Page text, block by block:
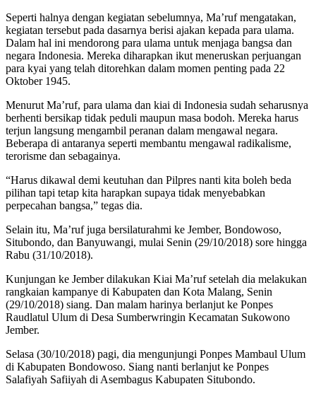
Seperti halnya dengan kegiatan sebelumnya, Ma’ruf mengatakan,
kegiatan tersebut pada dasarnya berisi ajakan kepada para ulama.
Dalam hal ini mendorong para ulama untuk menjaga bangsa dan
negara Indonesia. Mereka diharapkan ikut meneruskan perjuangan
para kyai yang telah ditorehkan dalam momen penting pada 22
Oktober 1945.
Menurut Ma’ruf, para ulama dan kiai di Indonesia sudah seharusnya
berhenti bersikap tidak peduli maupun masa bodoh. Mereka harus
terjun langsung mengambil peranan dalam mengawal negara.
Beberapa di antaranya seperti membantu mengawal radikalisme,
terorisme dan sebagainya.
“Harus dikawal demi keutuhan dan Pilpres nanti kita boleh beda
pilihan tapi tetap kita harapkan supaya tidak menyebabkan
perpecahan bangsa,” tegas dia.
Selain itu, Ma’ruf juga bersilaturahmi ke Jember, Bondowoso,
Situbondo, dan Banyuwangi, mulai Senin (29/10/2018) sore hingga
Rabu (31/10/2018).
Kunjungan ke Jember dilakukan Kiai Ma’ruf setelah dia melakukan
rangkaian kampanye di Kabupaten dan Kota Malang, Senin
(29/10/2018) siang. Dan malam harinya berlanjut ke Ponpes
Raudlatul Ulum di Desa Sumberwringin Kecamatan Sukowono
Jember.
Selasa (30/10/2018) pagi, dia mengunjungi Ponpes Mambaul Ulum
di Kabupaten Bondowoso. Siang nanti berlanjut ke Ponpes
Salafiyah Safiiyah di Asembagus Kabupaten Situbondo.